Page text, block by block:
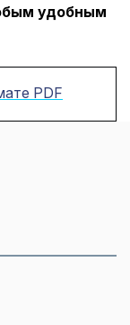
удобным
PDF